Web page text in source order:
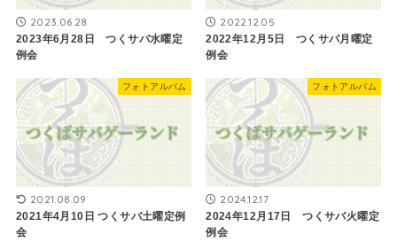
2023.06.28
2023年6月28日 つくサバ水曜定
例会
2022.12.05
2022年12月5日 つくサバ月曜定
例会
フォトアルバム
2021.08.09
2021年4月10日 つくサバ土曜定例
会
フォトアルバム
2024.12.17
2024年12月17日 つくサバ火曜定
例会